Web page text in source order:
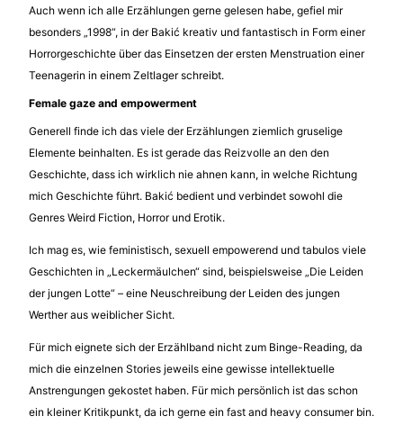
Auch wenn ich alle Erzählungen gerne gelesen habe, gefiel mir
besonders „1998“, in der Bakić kreativ und fantastisch in Form einer
Horrorgeschichte über das Einsetzen der ersten Menstruation einer
Teenagerin in einem Zeltlager schreibt.
Female gaze and empowerment
Generell finde ich das viele der Erzählungen ziemlich gruselige
Elemente beinhalten. Es ist gerade das Reizvolle an den den
Geschichte, dass ich wirklich nie ahnen kann, in welche Richtung
mich Geschichte führt. Bakić bedient und verbindet sowohl die
Genres Weird Fiction, Horror und Erotik.
Ich mag es, wie feministisch, sexuell empowerend und tabulos viele
Geschichten in „Leckermäulchen“ sind, beispielsweise „Die Leiden
der jungen Lotte“ – eine Neuschreibung der Leiden des jungen
Werther aus weiblicher Sicht.
Für mich eignete sich der Erzählband nicht zum Binge-Reading, da
mich die einzelnen Stories jeweils eine gewisse intellektuelle
Anstrengungen gekostet haben. Für mich persönlich ist das schon
ein kleiner Kritikpunkt, da ich gerne ein fast and heavy consumer bin.